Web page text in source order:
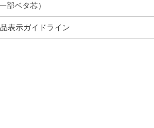
部ベタ芯）
示ガイドライン